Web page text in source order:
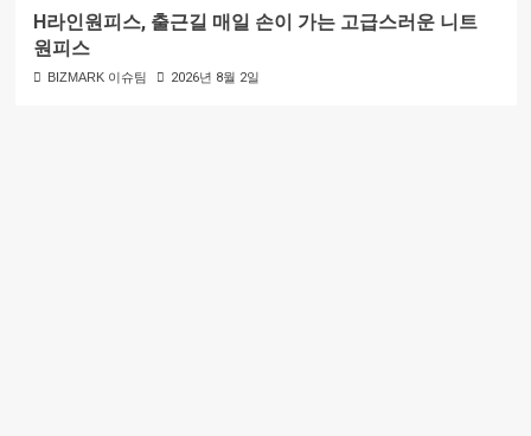
H라인원피스, 출근길 매일 손이 가는 고급스러운 니트
원피스
BIZMARK 이슈팀 2026년 8월 2일